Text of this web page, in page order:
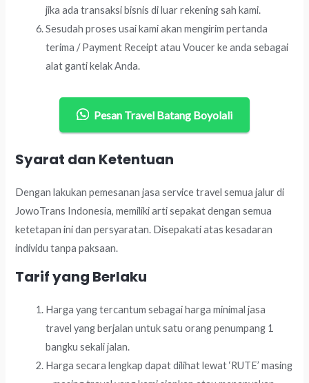
jika ada transaksi bisnis di luar rekening sah kami.
Sesudah proses usai kami akan mengirim pertanda
terima / Payment Receipt atau Voucer ke anda sebagai
alat ganti kelak Anda.
Pesan Travel Batang Boyolali
Syarat dan Ketentuan
Dengan lakukan pemesanan jasa service travel semua jalur di
JowoTrans Indonesia, memiliki arti sepakat dengan semua
ketetapan ini dan persyaratan. Disepakati atas kesadaran
individu tanpa paksaan.
Tarif yang Berlaku
Harga yang tercantum sebagai harga minimal jasa
travel yang berjalan untuk satu orang penumpang 1
bangku sekali jalan.
Harga secara lengkap dapat dilihat lewat ‘RUTE’ masing